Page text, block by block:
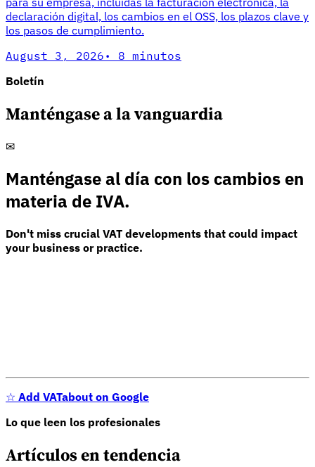
declaración digital, los cambios en el OSS, los plazos clave y
los pasos de cumplimiento.
August 3, 2026 · 8 minutos
Boletín
Manténgase a la vanguardia
✉
Manténgase al día con los cambios en
materia de IVA.
Don't miss crucial VAT developments that could impact
your business or practice.
☆ Add VATabout on Google
Lo que leen los profesionales
Artículos en tendencia